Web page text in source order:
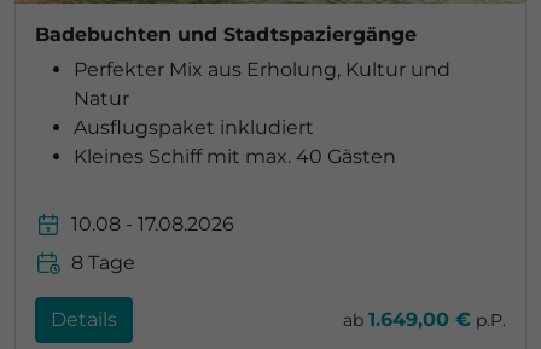
Badebuchten und Stadtspaziergänge
Perfekter Mix aus Erholung, Kultur und
Natur
Ausflugspaket inkludiert
Kleines Schiff mit max. 40 Gästen
10.08 - 17.08.2026
8 Tage
Details ab 1.649,00 € p.P.